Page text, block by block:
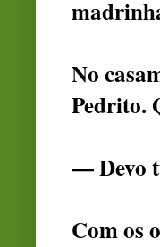
No
Pedrito.
— Devo
Com os